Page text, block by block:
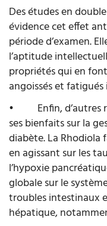
Des études en
évidence cet effet
période d’examen.
l’aptitude
propriétés qui en
angoissés et
•
Enfin,
ses bienfaits sur la
diabète. La
en agissant sur les
l’hypoxie
globale sur le
troubles intestinaux
hépatique,